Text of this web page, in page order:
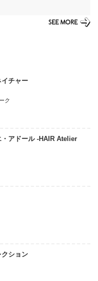
SEE MORE
イチャー
ク
・アドール -HAIR Atelier
クション